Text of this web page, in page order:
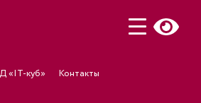
«IT-куб»
Контакты